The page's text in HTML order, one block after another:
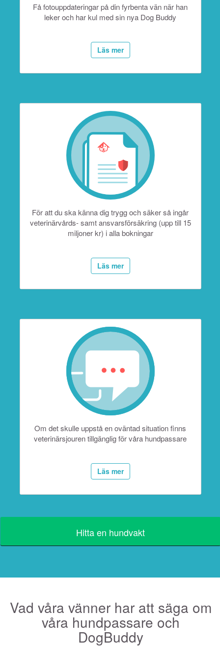
Få fotouppdateringar på din fyrbenta vän när han
leker och har kul med sin nya Dog Buddy
Läs mer
För att du ska känna dig trygg och säker så ingår
veterinärvårds- samt ansvarsförsäkring (upp till 15
miljoner kr) i alla bokningar
Läs mer
Om det skulle uppstå en oväntad situation finns
veterinärsjouren tillgänglig för våra hundpassare
Läs mer
Hitta en hundvakt
Vad våra vänner har att säga om
våra hundpassare och
DogBuddy